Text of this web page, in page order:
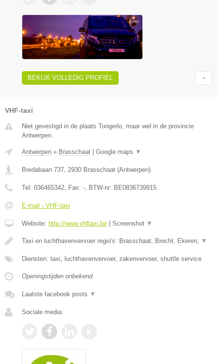
BEKIJK VOLLEDIG PROFIEL
VHF-taxi
Niet gevestigd in de plaats Tongerlo, maar wel in de provincie
Antwerpen.
Antwerpen » Brasschaat Google maps ▼
Bredabaan 737, 2930 Brasschaat (Antwerpen)
Tel: 036465342, Fax: -, BTW-nr: BE0836739915
E-mail › VHF-taxi
Website: http://www.vhftaxi.be Screenshot ▼
Taxi en luchthavenvervoer regio's: Brasschaat, Brecht, Ekeren, ▼
Diensten: taxi, luchthavenvervoer, zakenvervoer, shuttle service
Openingstijden onbekend
Laatste facebook posts ▼
Sociale media: